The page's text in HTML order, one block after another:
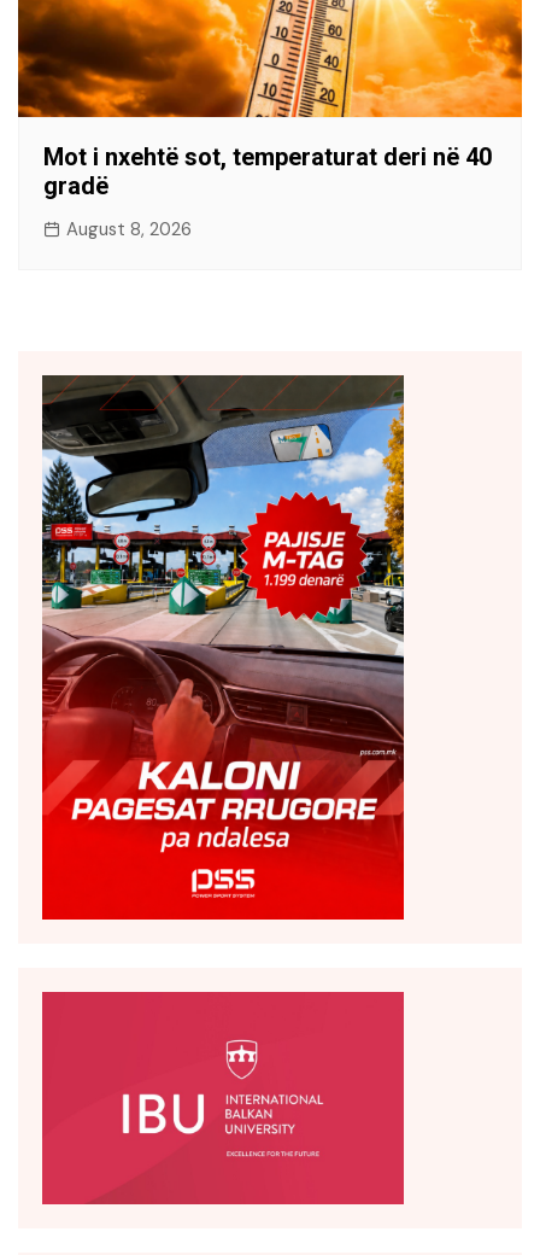
Mot i nxehtë sot, temperaturat deri në 40
gradë
August 8, 2026